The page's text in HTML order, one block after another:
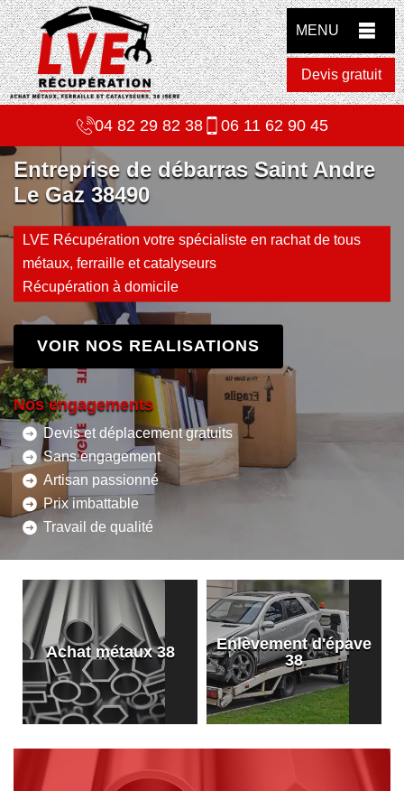
MENU
Devis gratuit
04 82 29 82 38 06 11 62 90 45
Entreprise de débarras Saint Andre
Le Gaz 38490
LVE Récupération votre spécialiste en rachat de tous
métaux, ferraille et catalyseurs
Récupération à domicile
VOIR NOS REALISATIONS
Nos engagements
Devis et déplacement gratuits
Sans engagement
Artisan passionné
Prix imbattable
Travail de qualité
Achat métaux 38
Enlèvement d'épave
38